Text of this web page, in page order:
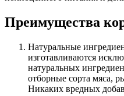
Преимущества
Натуральные
изготавливаются
натуральных
отборные сорта мяса,
Никаких вредных